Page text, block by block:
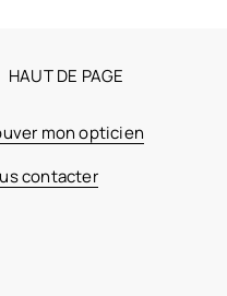
HAUT DE PAGE
mon opticien
contacter